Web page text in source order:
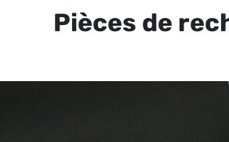
Pièces de